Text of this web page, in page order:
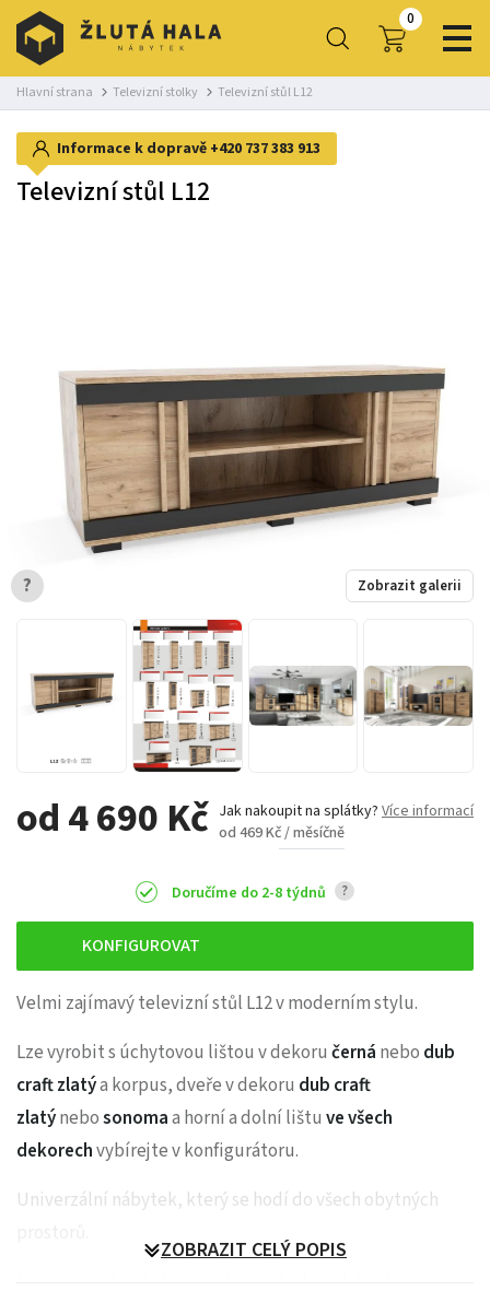
0
Hlavní strana Televizní stolky Televizní stůl L12
od 4 690 Kč Jak nakoupit na splátky? Více informací
od 469 Kč / měsíčně
Doručíme do 2-8 týdnů ?
KONFIGUROVAT
Informace k dopravě +420 737 383 913
Televizní stůl L12
Zobrazit galerii
?
Velmi zajímavý televizní stůl L12 v moderním stylu.
Lze vyrobit s úchytovou lištou v dekoru černá nebo dub
craft zlatýa korpus, dveře v dekoru dub craft
zlatýnebosonomaa horní a dolní lištu ve všech
dekorechvybírejte v konfigurátoru.
Univerzální nábytek, který se hodí do všech obytných
ZOBRAZIT CELÝ POPIS